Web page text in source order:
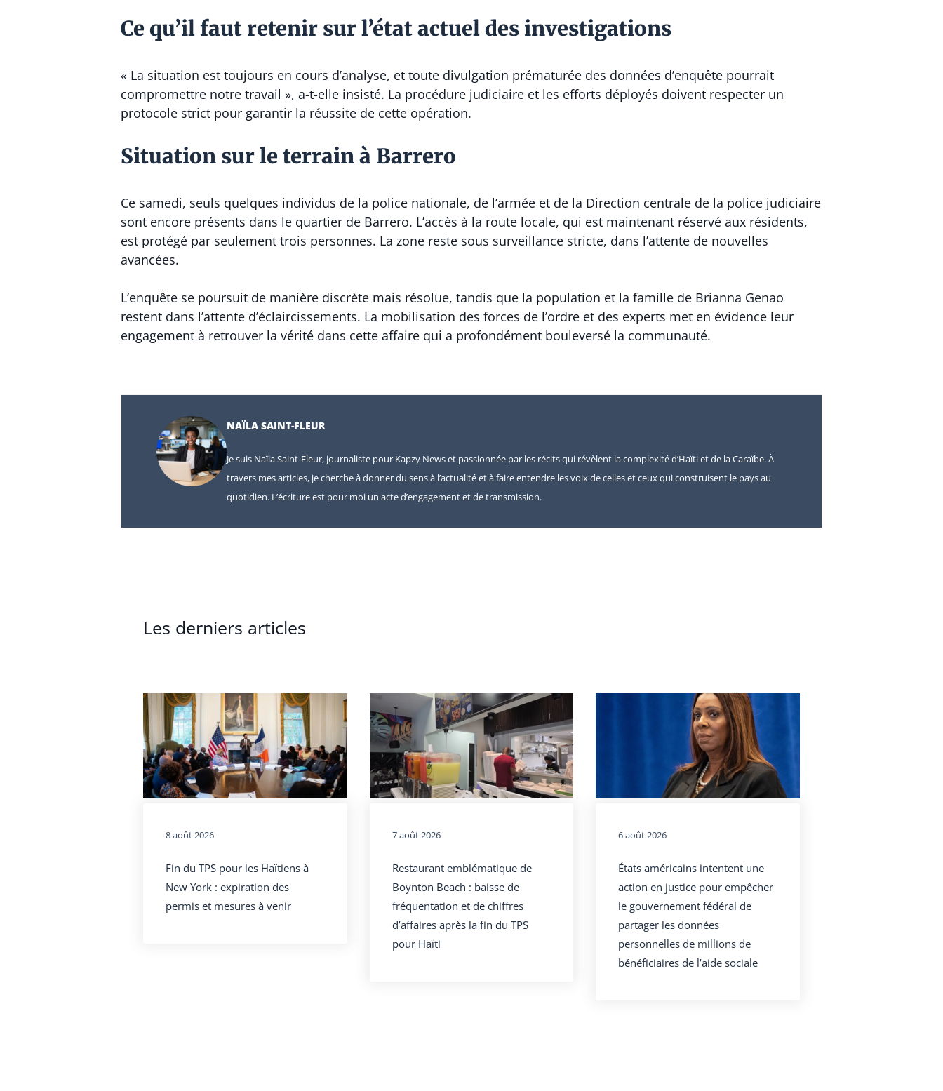
Ce qu’il faut retenir sur l’état actuel des investigations
« La situation est toujours en cours d’analyse, et toute divulgation prématurée des données d’enquête pourrait
compromettre notre travail », a-t-elle insisté. La procédure judiciaire et les efforts déployés doivent respecter un
protocole strict pour garantir la réussite de cette opération.
Situation sur le terrain à Barrero
Ce samedi, seuls quelques individus de la police nationale, de l’armée et de la Direction centrale de la police judiciaire
sont encore présents dans le quartier de Barrero. L’accès à la route locale, qui est maintenant réservé aux résidents,
est protégé par seulement trois personnes. La zone reste sous surveillance stricte, dans l’attente de nouvelles
avancées.
L’enquête se poursuit de manière discrète mais résolue, tandis que la population et la famille de Brianna Genao
restent dans l’attente d’éclaircissements. La mobilisation des forces de l’ordre et des experts met en évidence leur
engagement à retrouver la vérité dans cette affaire qui a profondément bouleversé la communauté.
NAÏLA SAINT-FLEUR
Je suis Naïla Saint-Fleur, journaliste pour Kapzy News et passionnée par les récits qui révèlent la complexité d’Haïti et de la Caraïbe. À
travers mes articles, je cherche à donner du sens à l’actualité et à faire entendre les voix de celles et ceux qui construisent le pays au
quotidien. L’écriture est pour moi un acte d’engagement et de transmission.
Les derniers articles
8 août 2026
Fin du TPS pour les Haïtiens à
New York : expiration des
permis et mesures à venir
7 août 2026
Restaurant emblématique de
Boynton Beach : baisse de
fréquentation et de chiffres
d’affaires après la fin du TPS
pour Haïti
6 août 2026
États américains intentent une
action en justice pour empêcher
le gouvernement fédéral de
partager les données
personnelles de millions de
bénéficiaires de l’aide sociale